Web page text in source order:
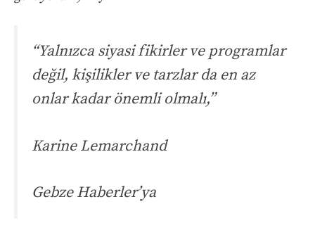
“Yalnızca siyasi fikirler ve programlar
değil, kişilikler ve tarzlar da en az
onlar kadar önemli olmalı,”
Karine Lemarchand
Gebze Haberler’ya